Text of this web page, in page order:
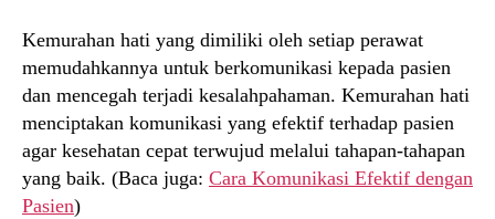
Kemurahan hati yang dimiliki oleh setiap perawat
memudahkannya untuk berkomunikasi kepada pasien
dan mencegah terjadi kesalahpahaman. Kemurahan hati
menciptakan komunikasi yang efektif terhadap pasien
agar kesehatan cepat terwujud melalui tahapan-tahapan
yang baik. (Baca juga: Cara Komunikasi Efektif dengan
Pasien)